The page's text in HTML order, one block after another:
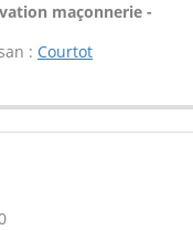
maçonnerie -
: Courtot